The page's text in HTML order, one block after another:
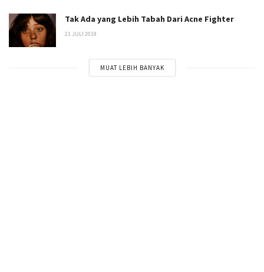
Tak Ada yang Lebih Tabah Dari Acne Fighter
21 JULI 2019
MUAT LEBIH BANYAK